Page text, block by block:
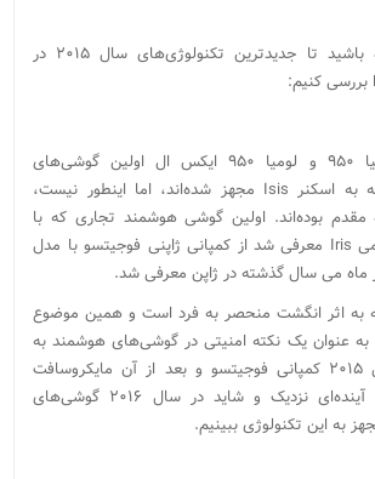
با این گزارش همراه باشید تا جدیدترین تکنولوژی‌های سال ۲۰۱۵ در
کنیم:
شاید فکر کنید لومیا ۹۵۰ و لومیا ۹۵۰ ایکس ال اولین گوشی‌های
هوشمندی هستند که به اسکنر Isis مجهز شده‌اند، اما اینطور نیست،
مقدم بوده‌اند. اولین گوشی هوشمند تجاری که با
تجهیز به اسکنر چشمی Iris معرفی شد از کمپانی ژاپنی فوجیتسو با مدل
اثر انگشت منحصر به فرد است و همین موضوع
به عنوان یک نکته امنیتی در گوشی‌های هوشمند به
کار گرفته شود. سال ۲۰۱۵ کمپانی فوجیتسو و بعد از آن مایکروسافت
پیشگام شدند تا در آینده‌ای نزدیک و شاید در سال ۲۰۱۶ گوشی‌های
به این تکنولوژی ببینیم.